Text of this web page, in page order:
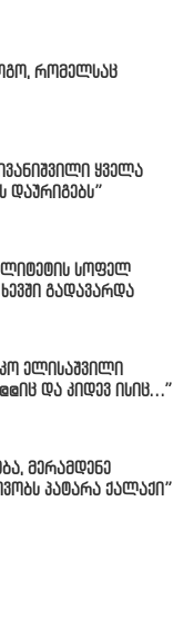
რომელსაც
ყველა
დაურიგებს”
სოფელ
გადავარდა
ელისაშვილი
და კიდევ ისიც…”
მერამდენე
პატარა ქალაქი”